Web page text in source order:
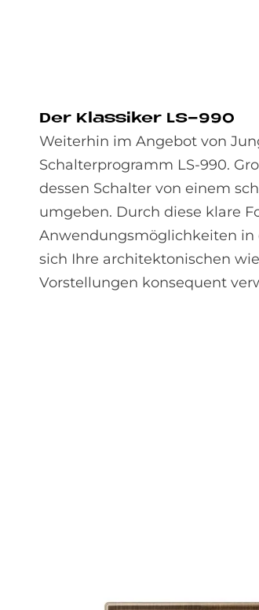
Der Klas­si­ker LS-990
Weiterhin im Angebot von
Schalterprogramm LS-990.
dessen Schalter von einem
umgeben. Durch diese klare
Anwendungsmöglichkeiten in
sich Ihre architektonischen
Vorstellungen konsequent